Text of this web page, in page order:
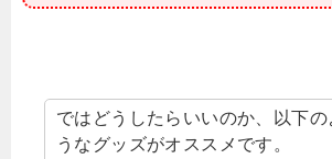
ではどうしたらいいのか、以下の
うなグッズがオススメです。